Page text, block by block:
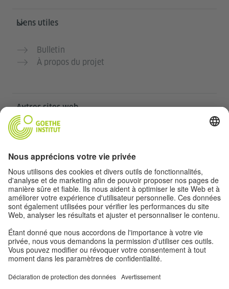
Liens utiles
Bulletin
À propos du projet
Autres sites web
Communauté „Deutsch für dich“
Cours d’allemand de l’Institut Goethe
Portail pour enseignants „Deutschstunde“
Confidentialité et accessibilité
Paramètres de confidentialité
Accessibilité